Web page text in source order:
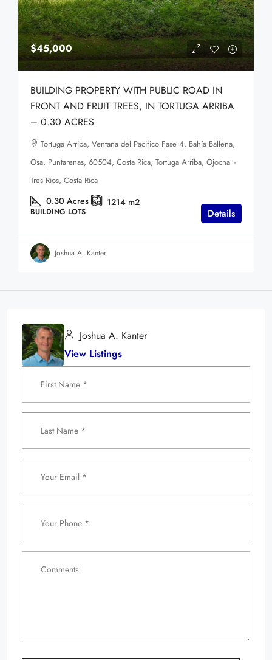
$45,000
BUILDING PROPERTY WITH PUBLIC ROAD IN
FRONT AND FRUIT TREES, IN TORTUGA ARRIBA
– 0.30 ACRES
Tortuga Arriba, Ventana del Pacifico Fase 4, Bahía Ballena,
Osa, Puntarenas, 60504, Costa Rica, Tortuga Arriba, Ojochal -
Tres Rios, Costa Rica
0.30 Acres 1214 m2
BUILDING LOTS Details
Joshua A. Kanter
Joshua A. Kanter
View Listings